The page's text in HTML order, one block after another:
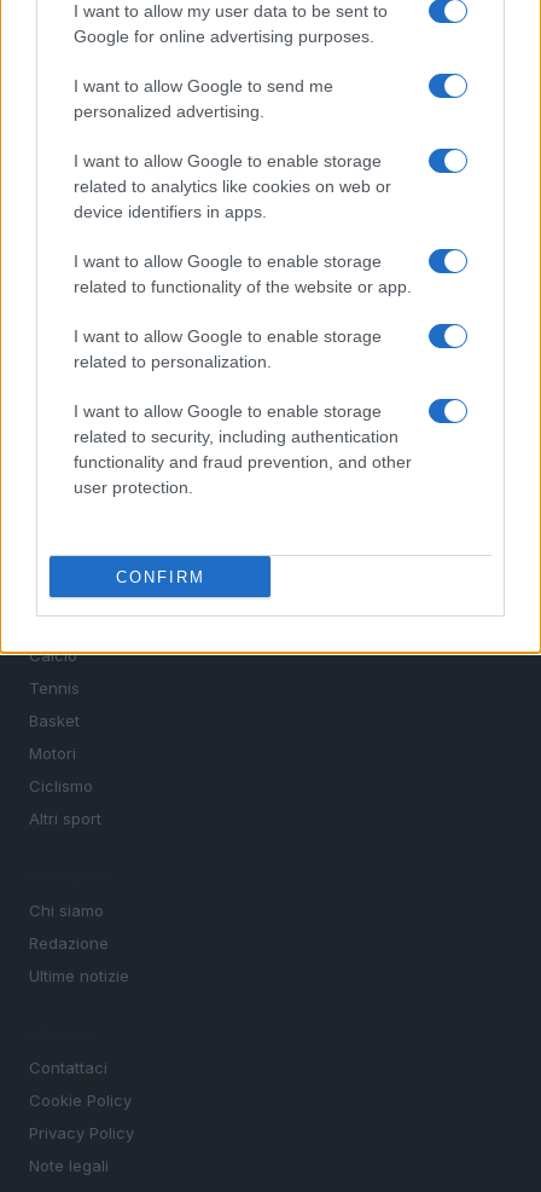
I want to allow my user data to be sent to
Google for online advertising purposes.
I want to allow Google to send me
personalized advertising.
I want to allow Google to enable storage
related to analytics like cookies on web or
device identifiers in apps.
I want to allow Google to enable storage
related to functionality of the website or app.
I want to allow Google to enable storage
related to personalization.
I want to allow Google to enable storage
related to security, including authentication
functionality and fraud prevention, and other
user protection.
CONFIRM
Formula e date dei campionati regionali di basket nelle
Marche
Camp Estivo di Basket: Divertimento e Apprendimento
per Giovani Atleti
Europei U18 basket: Italia e Slovenia si sfidano per
l’oro
Sportmagazine: notizie, approfondimenti e classifiche su
calcio, basket, tennis, ciclismo, motori, Formula 1,
MotoGP e Olimpiadi. Le ultime news dalle competizioni
nazionali e internazionali, gli highlight delle partite, le
interviste ai protagonisti e i risultati in tempo reale di tutte
SEZIONI
Calcio
Tennis
Basket
Motori
Ciclismo
Altri sport
Chi siamo
Redazione
Ultime notizie
Contattaci
Cookie Policy
Privacy Policy
Note legali